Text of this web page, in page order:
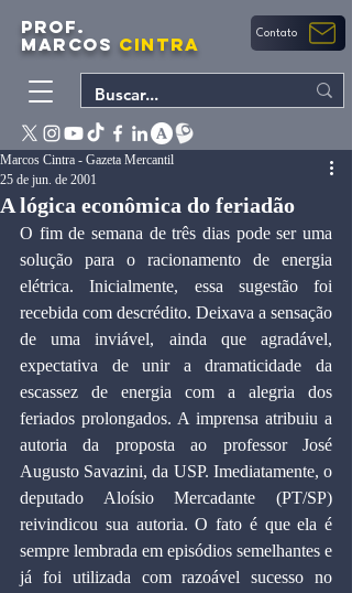
PROF.
MARCOS CINTRA Contato
A lógica econômica do feriadão
Marcos Cintra - Gazeta Mercantil
25 de jun. de 2001
O fim de semana de três dias pode ser uma
solução para o racionamento de energia
elétrica. Inicialmente, essa sugestão foi
recebida com descrédito. Deixava a sensação
de uma inviável, ainda que agradável,
expectativa de unir a dramaticidade da
escassez de energia com a alegria dos
feriados prolongados. A imprensa atribuiu a
autoria da proposta ao professor José
Augusto Savazini, da USP. Imediatamente, o
deputado Aloísio Mercadante (PT/SP)
reivindicou sua autoria. O fato é que ela é
sempre lembrada em episódios semelhantes e
já foi utilizada com razoável sucesso no